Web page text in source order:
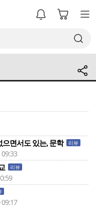
으면서도 있는, 문학 리뷰
리뷰